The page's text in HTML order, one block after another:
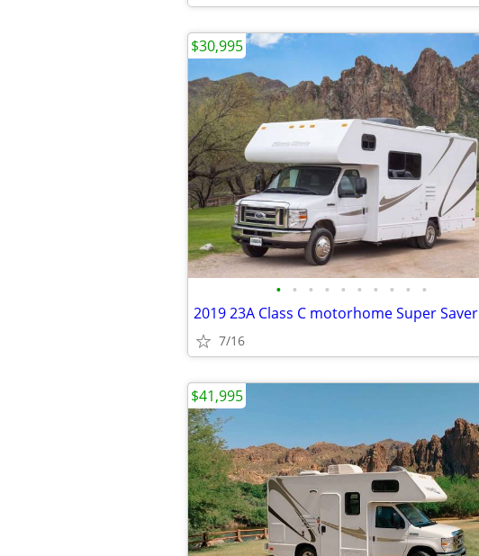
• • • • • • • • • •
2019 23A Class C motorhome Super Saver
7/16
$30,995
$41,995